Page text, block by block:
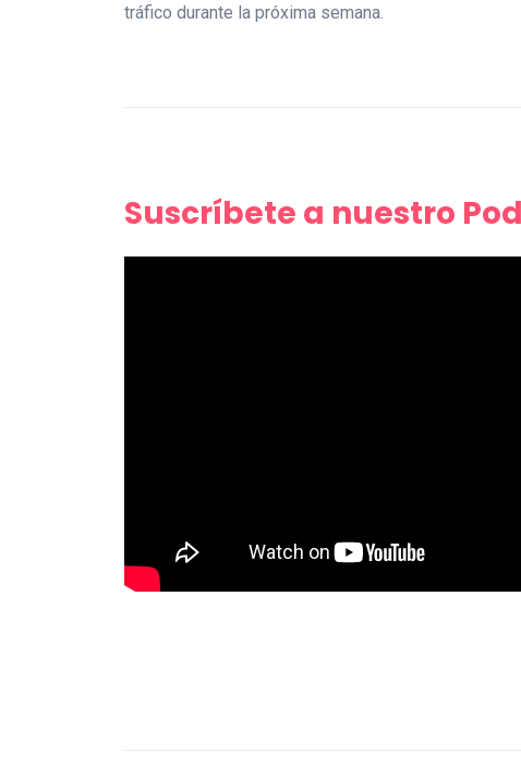
tráfico durante la próxima semana.
Suscríbete a nuestro